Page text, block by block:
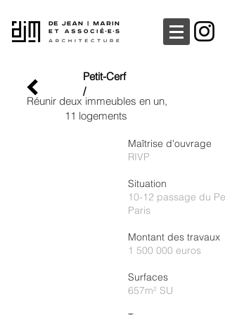
Petit-Cerf
/
​​Réunir deux immeubles en un,
11 logements
Maîtrise d'ouvrage
RIVP
Situation
10-12 passage du
Paris
Montant des travaux
1 500 000 euros
Surfaces
657m² SU